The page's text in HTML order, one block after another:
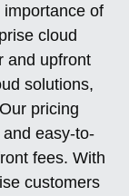
of
cloud
and upfront
solutions,
pricing
easy-to-
fees. With
customers